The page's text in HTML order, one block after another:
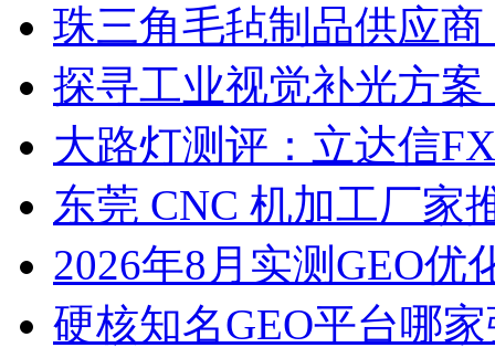
珠三角毛毡制品供应
探寻工业视觉补光方
大路灯测评：立达信
东莞 CNC 机加工厂家
2026年8月实测GEO优
硬核知名GEO平台哪